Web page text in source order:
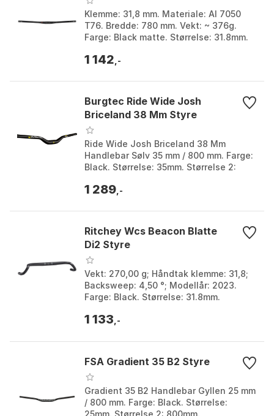
Klemme: 31,8 mm. Materiale: Al 7050
T76. Bredde: 780 mm. Vekt: ~ 376g.
Farge: Black matte. Størrelse: 31.8mm.
1 142 ,-
Burgtec Ride Wide Josh
Briceland 38 Mm Styre
Ride Wide Josh Briceland 38 Mm
Handlebar Sølv 35 mm / 800 mm. Farge:
Black. Størrelse: 35mm. Størrelse 2:
1 289 ,-
Ritchey Wcs Beacon Blatte
Di2 Styre
Vekt: 270,00 g; Håndtak klemme: 31,8;
Backsweep: 4,50 °; Modellår: 2023.
Farge: Black. Størrelse: 31.8mm.
460mm, 520mm.
1 133 ,-
FSA Gradient 35 B2 Styre
Gradient 35 B2 Handlebar Gyllen 25 mm
/ 800 mm. Farge: Black. Størrelse:
25mm. Størrelse 2: 800mm.